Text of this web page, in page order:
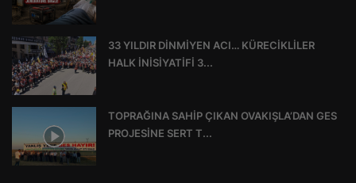
33 YILDIR DİNMİYEN ACI… KÜRECİKLİLER
HALK İNİSİYATİFİ 3...
TOPRAĞINA SAHİP ÇIKAN OVAKIŞLA’DAN GES
PROJESİNE SERT T...